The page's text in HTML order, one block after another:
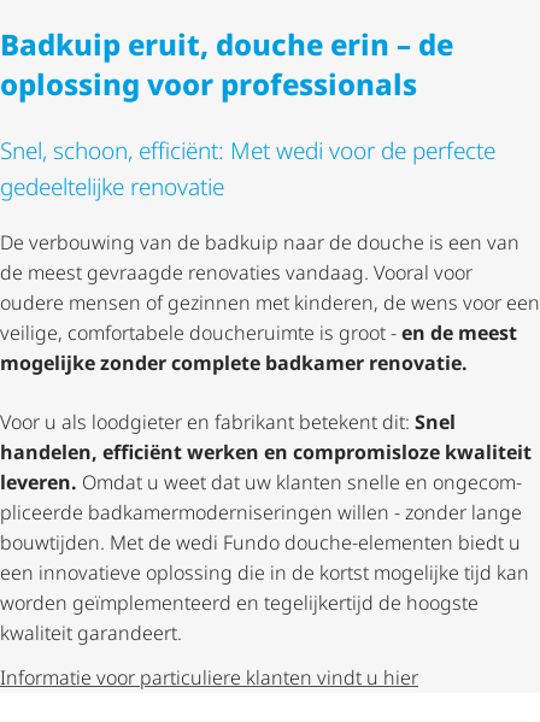
Badkuip eruit, douche erin – de
oplossing voor professionals
Snel, schoon, efficiënt: Met wedi voor de perfecte
gedeeltelijke renovatie
De verbouwing van de badkuip naar de douche is een van
de meest gevraagde renovaties vandaag. Vooral voor
oudere mensen of gezinnen met kinderen, de wens voor een
veilige, comfortabele doucheruimte is groot -en de meest
mogelijke zonder complete badkamer renovatie.
Voor u als loodgieter en fabrikant betekent dit: Snel
handelen, efficiënt werken en compromisloze kwaliteit
leveren. Omdat u weet dat uw klanten snelle en onge­com­
pli­ceerde badka­mer­mo­der­ni­se­ringen willen - zonder lange
bouwtijden. Met de wedi Fundo douche-elementen biedt u
een innovatieve oplossing die in de kortst mogelijke tijd kan
worden geïm­ple­men­teerd en tegelijkertijd de hoogste
kwaliteit garandeert.
Informatie voor particuliere klanten vindt u hier